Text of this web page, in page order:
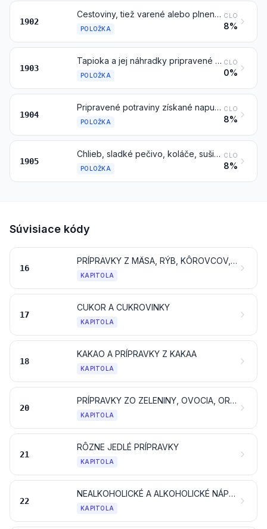
1902
Cestoviny, tiež varené alebo plnené (mäsom alebo ostatnými plnkami) alebo inak upravené, napríklad ako špagety, makaróny, rezance, lasagne, halušky, ravioly, cannelloni; kuskus, tiež pripravený
POLOŽKA
CLO
8%
1903
Tapioka a jej náhradky pripravené zo škrobu, vo forme vločiek, zŕn, perličiek, prepadu sitom alebo v podobných formách
POLOŽKA
CLO
0%
1904
Pripravené potraviny získané napučaním alebo pražením obilnín alebo obilných výrobkov (napríklad kukuričné vločky); obilniny (iné ako kukurica) v zrnách alebo vo forme vločiek alebo inak spracované zrná (okrem múky, krúp a krupice), predvarené alebo inak pripravené, inde nešpecifikované ani nezahrnuté
POLOŽKA
CLO
8%
1905
Chlieb, sladké pečivo, koláče, sušienky a ostatné pekárske výrobky, tiež obsahujúce kakao; hostie, prázdne oblátky druhu vhodného na farmaceutické účely, oblátky na lepenie, ryžový papier a podobné výrobky
POLOŽKA
CLO
8%
Súvisiace kódy
16
PRÍPRAVKY Z MÄSA, RÝB, KÔROVCOV, MÄKKÝŠOV ALEBO OSTATNÝCH VODNÝCH BEZSTAVOVCOV ALEBO HMYZU
KAPITOLA
17
CUKOR A CUKROVINKY
KAPITOLA
18
KAKAO A PRÍPRAVKY Z KAKAA
KAPITOLA
20
PRÍPRAVKY ZO ZELENINY, OVOCIA, ORECHOV ALEBO OSTATNÝCH ČASTÍ RASTLÍN
KAPITOLA
21
RÔZNE JEDLÉ PRÍPRAVKY
KAPITOLA
22
NEALKOHOLICKÉ A ALKOHOLICKÉ NÁPOJE A OCOT
KAPITOLA